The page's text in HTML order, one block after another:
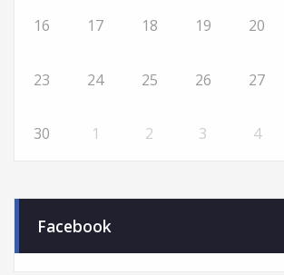
16 17 18 19 20
23 24 25 26 27
30 1 2 3 4
Facebook